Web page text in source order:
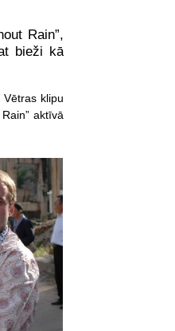
Rain”,
bieži kā
klipu
aktīvā